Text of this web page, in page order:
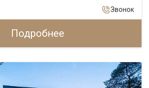
Звонок
Подробнее